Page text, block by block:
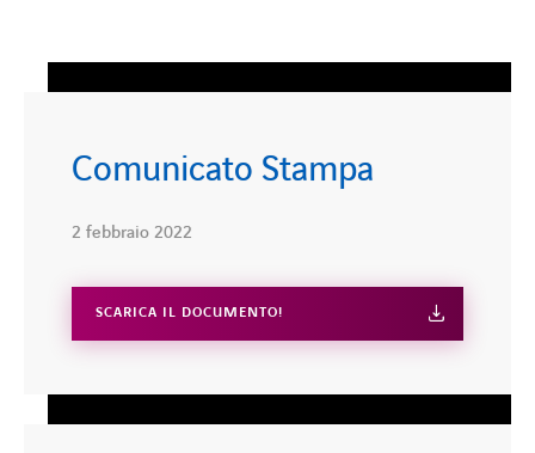
Comunicato Stampa
2 febbraio 2022
SCARICA IL DOCUMENTO!